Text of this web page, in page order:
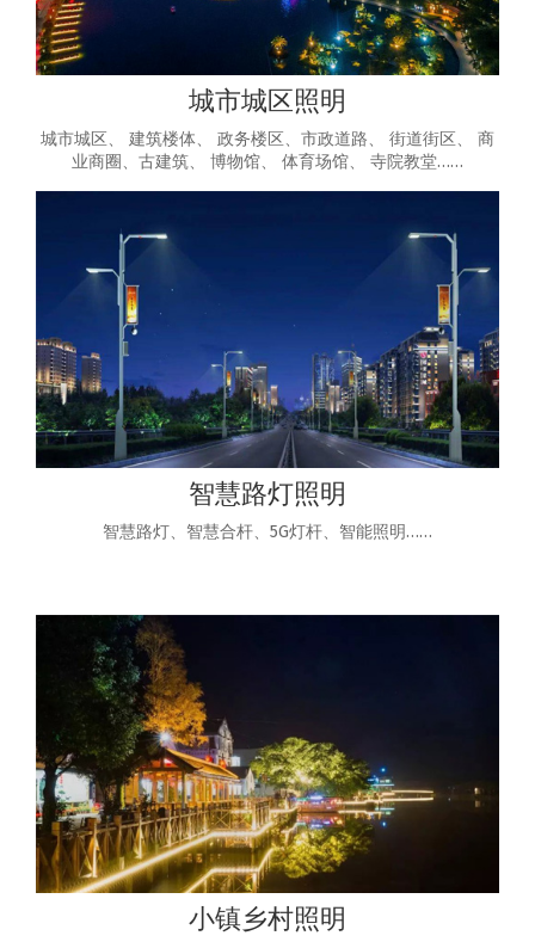
城市城区照明
城市城区、 建筑楼体、 政务楼区、市政道路、 街道街区、 商
业商圈、古建筑、 博物馆、 体育场馆、 寺院教堂……
智慧路灯照明
智慧路灯、智慧合杆、5G灯杆、智能照明……
小镇乡村照明